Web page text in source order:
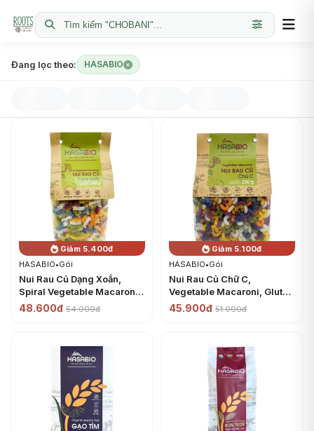
Tìm kiếm "CHOBANI"...
Đang lọc theo: HASABIO
Giảm 5.400đ
HASABIO•Gói
Nui Rau Củ Dạng Xoắn,
Spiral Vegetable Macaroni,
Gluten Free (500g) -
48.600đ 54.000đ
Giảm 5.100đ
HASABIO•Gói
Nui Rau Củ Chữ C,
Vegetable Macaroni, Gluten
Free (500g) - HASABIO
45.900đ 51.000đ